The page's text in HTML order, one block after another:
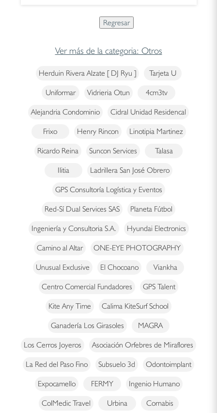
Ver más de la categoria: Otros
Herduin Rivera Alzate [ DJ Ryu ] Tarjeta U
Uniformar Vidrieria Otun 4cm3tv
Alejandria Condominio Cidral Unidad Residencal
Frixo Henry Rincon Linotipia Martinez
Ricardo Reina Suncon Services Talasa
Ilitia Ladrillera San José Obrero
GPS Consultoría Logística y Eventos
Red-Sí Dual Services SAS Planeta Fútbol
Ingeniería y Consultoria S.A. Hyundai Electronics
Camino al Altar ONE-EYE PHOTOGRAPHY
Unusual Exclusive El Chocoano Viankha
Centro Comercial Fundadores GPS Talent
Kite Any Time Calima KiteSurf School
Ganadería Los Girasoles MAGRA
Los Cerros Joyeros Asociación Orfebres de Miraflores
La Red del Paso Fino Subsuelo 3d Odontoimplant
Expocamello FERMY Ingenio Humano
ColMedic Travel Urbina Cornabis